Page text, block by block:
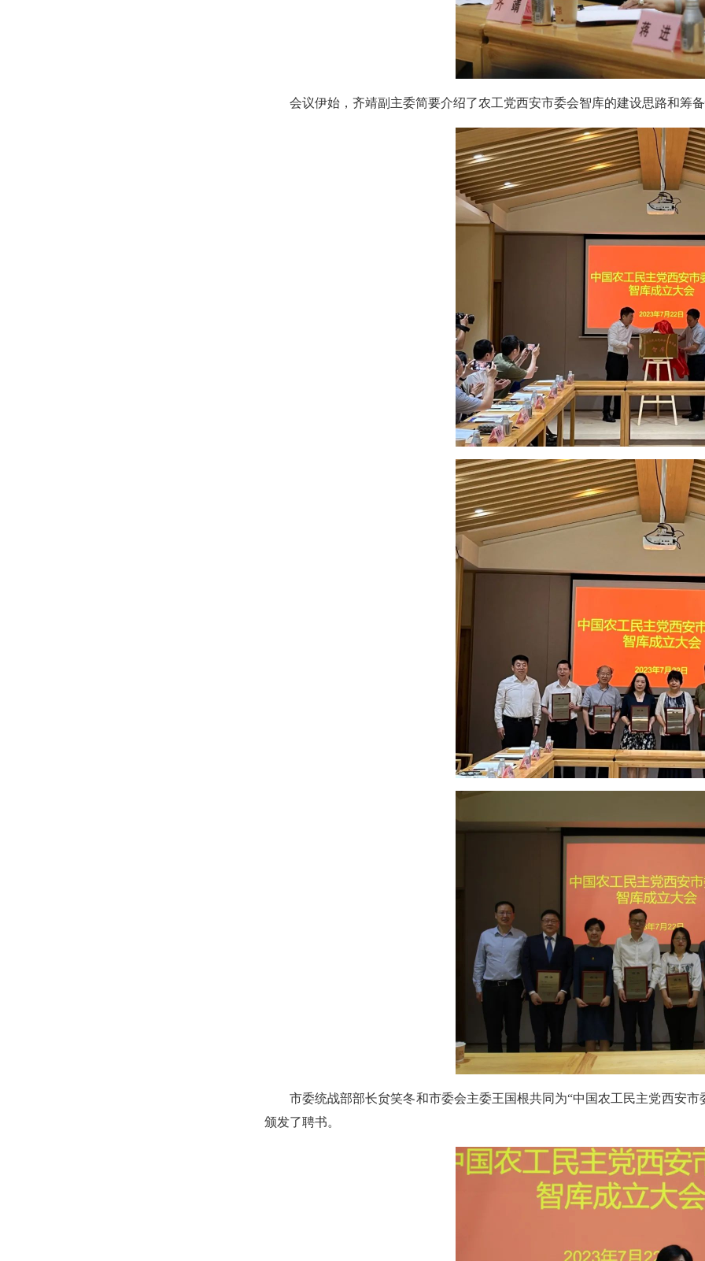
会议伊始，齐靖副主委简要介绍了农工党西安市委会智库的建设思路和筹
市委统战部部长贠笑冬和市委会主委王国根共同为“中国农工民主党西安市
颁发了聘书。